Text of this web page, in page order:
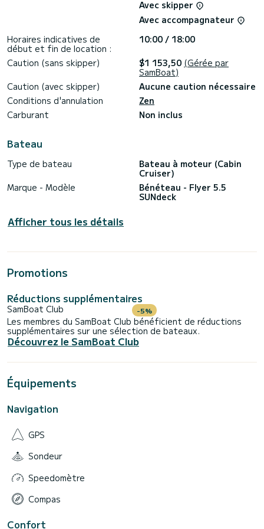
Faites de votre sortie un souvenir inoubliable avec nos
équipements premium (à régler sur place) :
Bouée tractée (1 place) : 50€ (sensations garanties !)
Scooter sous-marin (propulseur) : 50€ pour explorer les
fonds marins.
Barbecue : 50€ pour vos grillades en mer.
Matériel de pêche : 15€ (sur demande).
Infos pratiques :
Capacité : 6 personnes maximum.
Localisation : Départ de Marseille / L'Estaque.
État : Bateau de 2017, super propre et prêt à naviguer.
Avec skipper
Avec accompagnateur
Horaires indicatives de
début et fin de location :
10:00 / 18:00
Caution (sans skipper)
$1 153,50 (Gérée par
SamBoat)
Caution (avec skipper)
Aucune caution nécessaire
Conditions d'annulation
Zen
Carburant
Non inclus
Bateau
Type de bateau
Bateau à moteur (Cabin
Cruiser)
Marque - Modèle
Bénéteau - Flyer 5.5
SUNdeck
Afficher tous les détails
Promotions
Réductions supplémentaires
SamBoat Club -5%
Les membres du SamBoat Club bénéficient de réductions
supplémentaires sur une sélection de bateaux.
Découvrez le SamBoat Club
Équipements
Navigation
GPS
Sondeur
Speedomètre
Compas
Confort